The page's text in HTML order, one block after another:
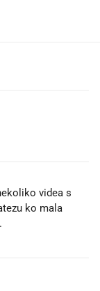
videa s
ko mala